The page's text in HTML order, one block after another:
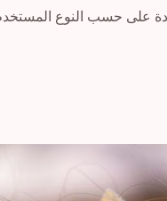
ودة على حسب النوع